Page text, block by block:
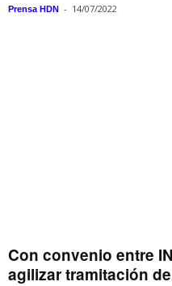
Prensa HDN - 14/07/2022
Con convenio entre
agilizar tramitación